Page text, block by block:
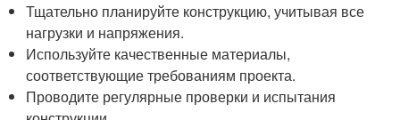
Тщательно планируйте конструкцию, учитывая все
нагрузки и напряжения.
Используйте качественные материалы,
соответствующие требованиям проекта.
Проводите регулярные проверки и испытания